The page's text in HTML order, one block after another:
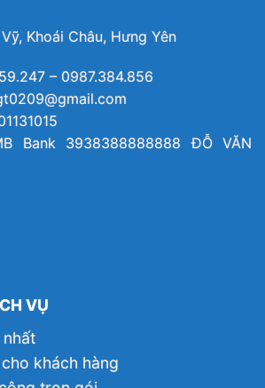
Khoái Châu, Hưng Yên
– 0987.384.856
Bank 3938388888888 ĐỖ VĂN
VỤ
khách hàng